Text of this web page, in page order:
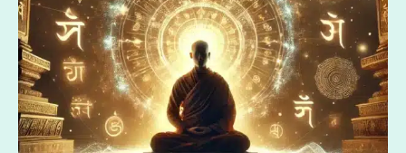
法
則：
仙
佛
的